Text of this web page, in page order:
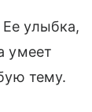
улыбка,
умеет
тему.